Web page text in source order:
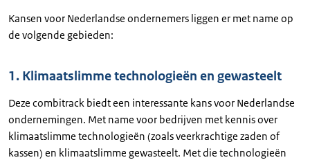
Kansen voor Nederlandse ondernemers liggen er met name op
de volgende gebieden:
1. Klimaatslimme technologieën en gewasteelt
Deze combitrack biedt een interessante kans voor Nederlandse
ondernemingen. Met name voor bedrijven met kennis over
klimaatslimme technologieën (zoals veerkrachtige zaden of
kassen) en klimaatslimme gewasteelt. Met die technologieën